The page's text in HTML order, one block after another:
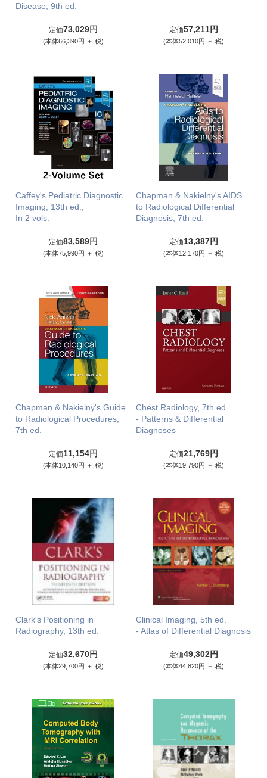
Disease, 9th ed.
定価73,029円
(本体66,390円 ＋ 税)
定価57,211円
(本体52,010円 ＋ 税)
Caffey's Pediatric Diagnostic
Imaging, 13th ed.,
In 2 vols.
定価83,589円
(本体75,990円 ＋ 税)
Chapman & Nakielny's AIDS
to Radiological Differential
Diagnosis, 7th ed.
定価13,387円
(本体12,170円 ＋ 税)
Chapman & Nakielny's Guide
to Radiological Procedures,
7th ed.
定価11,154円
(本体10,140円 ＋ 税)
Chest Radiology, 7th ed.
- Patterns & Differential
Diagnoses
定価21,769円
(本体19,790円 ＋ 税)
Clark's Positioning in
Radiography, 13th ed.
定価32,670円
(本体29,700円 ＋ 税)
Clinical Imaging, 5th ed.
- Atlas of Differential Diagnosis
定価49,302円
(本体44,820円 ＋ 税)